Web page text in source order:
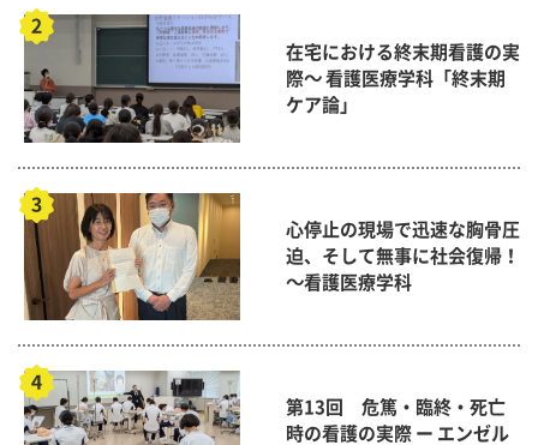
在宅における終末期看護の実
際～ 看護医療学科「終末期
ケア論」
心停止の現場で迅速な胸骨圧
迫、そして無事に社会復帰！
～看護医療学科
第13回 危篤・臨終・死亡
時の看護の実際 ー エンゼル